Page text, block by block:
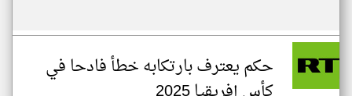
حكم يعترف بارتكابه خطأ فادحا في